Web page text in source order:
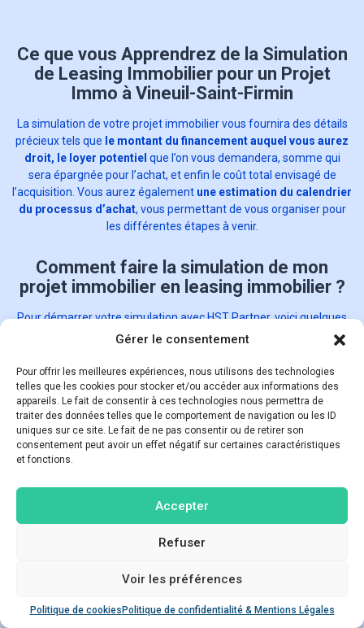
Gérer le consentement
Pour offrir les meilleures expériences, nous utilisons des technologies
telles que les cookies pour stocker et/ou accéder aux informations des
appareils. Le fait de consentir à ces technologies nous permettra de
traiter des données telles que le comportement de navigation ou les ID
uniques sur ce site. Le fait de ne pas consentir ou de retirer son
consentement peut avoir un effet négatif sur certaines caractéristiques
et fonctions.
Accepter
Refuser
Voir les préférences
Politique de cookies Politique de confidentialité & Mentions Légales
Ce que vous Apprendrez de la Simulation
de Leasing Immobilier pour un Projet
Immo à Vineuil-Saint-Firmin
La simulation de votre projet immobilier vous fournira des détails
précieux tels que le montant du financement auquel vous aurez
droit, le loyer potentiel que l’on vous demandera, somme qui
sera épargnée pour l’achat, et enfin le coût total envisagé de
l’acquisition. Vous aurez également une estimation du calendrier
du processus d’achat, vous permettant de vous organiser pour
les différentes étapes à venir.
Comment faire la simulation de mon
projet immobilier en leasing immobilier ?
Pour démarrer votre simulation avec HST Partner, voici quelques
étapes simples à suivre :
simulateur en ligne via
ce lien
Poser une question
Open